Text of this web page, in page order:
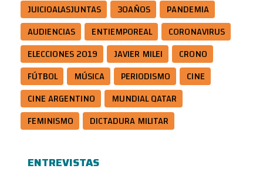
JUICIOALASJUNTAS
30AÑOS
PANDEMIA
AUDIENCIAS
ENTIEMPOREAL
CORONAVIRUS
ELECCIONES 2019
JAVIER MILEI
CRONO
FÚTBOL
MÚSICA PERIODISMO
CINE
CINE ARGENTINO
MUNDIAL QATAR
FEMINISMO
DICTADURA MILITAR
ENTREVISTAS